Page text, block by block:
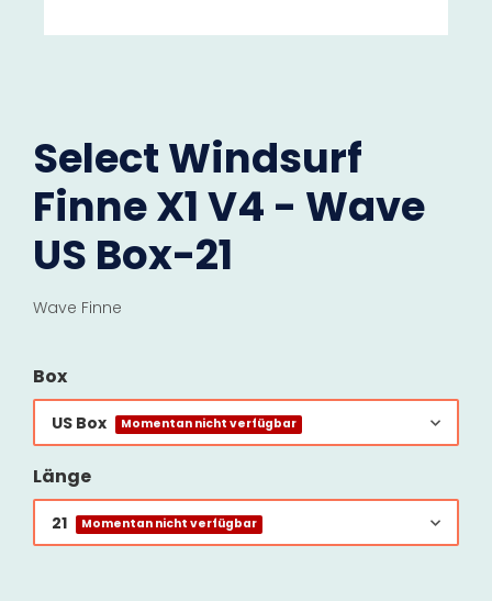
Select Windsurf
Finne X1 V4 - Wave
US Box-21
Wave Finne
Box
US Box Momentan nicht verfügbar
Länge
21 Momentan nicht verfügbar